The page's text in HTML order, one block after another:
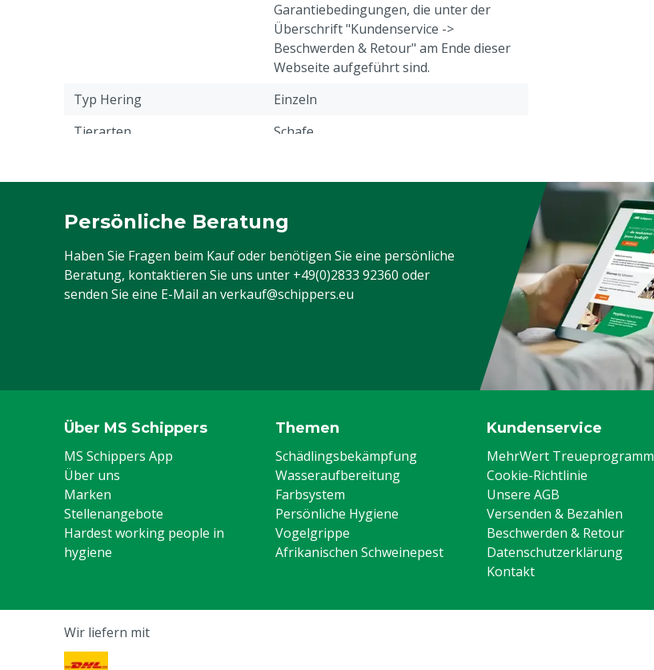
Garantiebedingungen, die unter der
Überschrift "Kundenservice ->
Beschwerden & Retour" am Ende dieser
Webseite aufgeführt sind.
Typ Hering
Einzeln
Tierarten
Schafe
Anzahl Drähte
9
Farbe
Orange
Persönliche Beratung
Haben Sie Fragen beim Kauf oder benötigen Sie eine persönliche
Beratung, kontaktieren Sie uns unter +49(0)2833 92360 oder
senden Sie eine E-Mail an verkauf@schippers.eu
Über MS Schippers
MS Schippers App
Über uns
Marken
Stellenangebote
Hardest working people in
hygiene
Themen
Schädlingsbekämpfung
Wasseraufbereitung
Farbsystem
Persönliche Hygiene
Vogelgrippe
Afrikanischen Schweinepest
Kundenservice
MehrWert Treueprogramm
Cookie-Richtlinie
Unsere AGB
Versenden & Bezahlen
Beschwerden & Retour
Datenschutzerklärung
Kontakt
Wir liefern mit